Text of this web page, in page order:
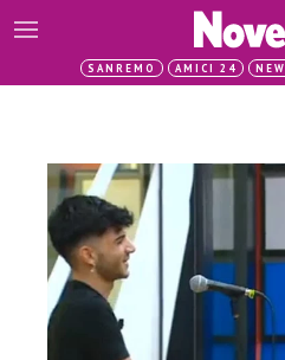
SANREMO AMICI 24